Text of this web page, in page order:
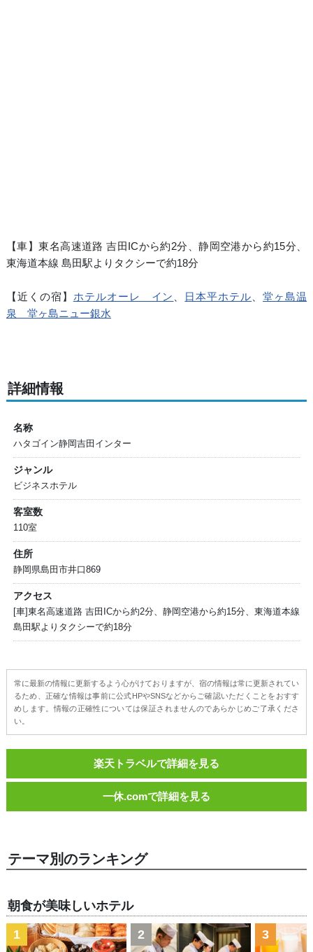
【車】東名高速道路 吉田ICから約2分、静岡空港から約15分、
東海道本線 島田駅よりタクシーで約18分
【近くの宿】 ホテルオーレ イン 日本平ホテル 、堂ヶ島温
泉 堂ヶ島ニュー銀水
詳細情報
名称
ハタゴイン静岡吉田インター
ジャンル
ビジネスホテル
客室数
110室
住所
静岡県島田市井口869
アクセス
[車]東名高速道路 吉田ICから約2分、静岡空港から約15分、東海道本線
島田駅よりタクシーで約18分
常に最新の情報に更新するよう心がけておりますが、宿の情報は常に更新されてい
るため、正確な情報は事前に公式HPやSNSなどからご確認いただくことをおすす
めします。情報の正確性については保証されませんのであらかじめご了承くださ
い。
楽天トラベルで詳細を見る
一休.comで詳細を見る
テーマ別のランキング
朝食が美味しいホテル
1 2 3